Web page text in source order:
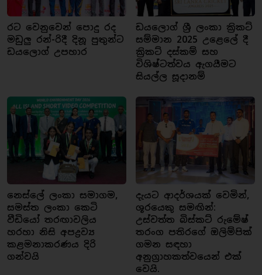
රට වෙනුවෙන් පොදු රද
මඩුලු රන්-රිදී දිනූ පුතුන්ට
ඩයලොග් උපහාර
ඩයලොග් ශ්‍රී ලංකා ක්‍රිකට්
සම්මාන 2025 උළෙලේ දී
ක්‍රිකට් දස්කම් සහ
විශිෂ්ටත්වය ඇගයීමට
සියල්ල සූදානම්
නෙස්ලේ ලංකා සමාගම,
සමස්ත ලංකා කෙටි
වීඩියෝ තරඟාවලිය
හරහා නිසි අපද්‍රව්‍ය
කළමනාකරණය දිරි
ගන්වයි
දැයට ආදර්ශයක් වෙමින්,
ශූරයෙකු සමඟින්:
උස්වත්ත බිස්කට් රුමේෂ්
තරංග පතිරගේ ඔලිම්පික්
ගමන සඳහා
අනුග්‍රාහකත්වයෙන් එක්
වෙයි.